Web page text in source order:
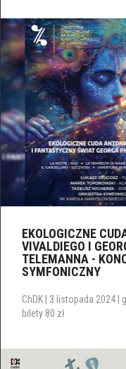
EKOLOGICZNE
VIVALDIEGO I
TELEMANNA -
SYMFONICZNY
ChDK | 3 listopada 2024 |
bilety 80 zł